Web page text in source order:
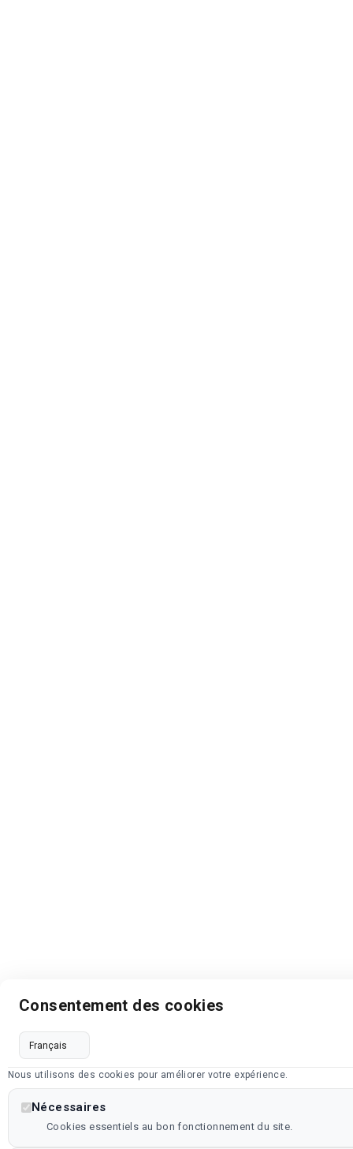
Consentement des cookies
Nous utilisons des cookies pour améliorer votre expérience.
Nécessaires
Cookies essentiels au bon fonctionnement du site.